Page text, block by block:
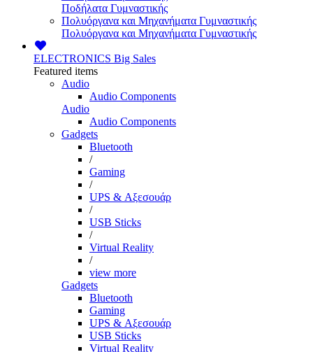
Ποδήλατα Γυμναστικής
Πολυόργανα και Μηχανήματα Γυμναστικής
Πολυόργανα και Μηχανήματα Γυμναστικής
ELECTRONICS Big Sales
Featured items
Audio
Audio Components
Audio
Audio Components
Gadgets
Bluetooth
/
Gaming
/
UPS & Αξεσουάρ
/
USB Sticks
/
Virtual Reality
/
view more
Gadgets
Bluetooth
Gaming
UPS & Αξεσουάρ
USB Sticks
Virtual Reality